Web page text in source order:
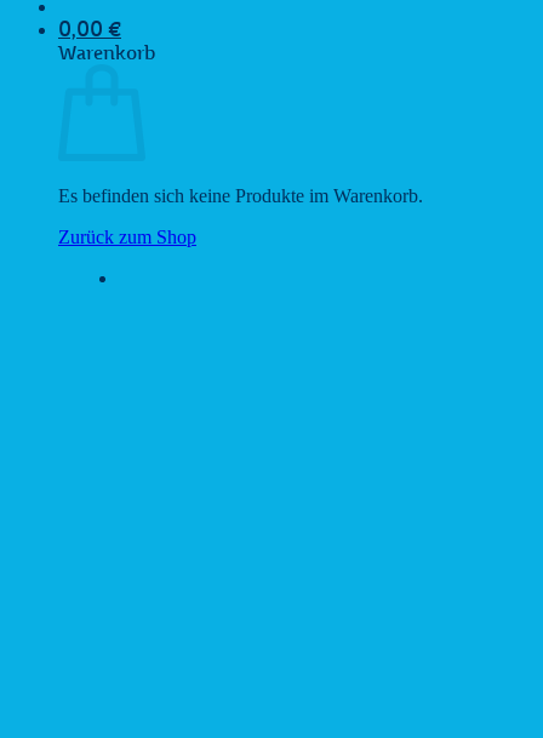
0,00 €
Warenkorb
Es befinden sich keine Produkte im Warenkorb.
Zurück zum Shop